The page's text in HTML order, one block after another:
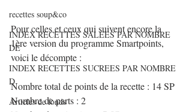
recettes soup&co
INDEX RECETTES SALEES PAR NOMBRE
DE
INDEX RECETTES SUCREES PAR NOMBRE
D
Articles de fonds
Pour celles et ceux qui suivent encore la
1ère version du programme Smartpoints,
voici le décompte :
Nombre total de points de la recette : 14 SP
Nombre de parts : 2